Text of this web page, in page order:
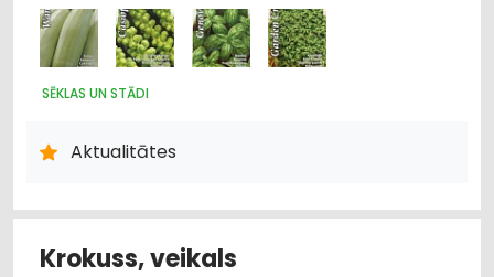
Higiēnas preces
Arhitektūra, projektēšana
SĒKLAS UN STĀDI
Aktualitātes
Krokuss, veikals